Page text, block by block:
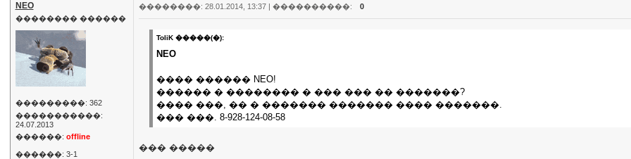
NEO
�������� ������
���������: 362
�����������:
24.07.2013
������: offline
������: 3-1
��������: 28.01.2014, 13:37 | ����������: 0
ToliK �����(�):
NEO
���� ������ NEO!
������ � �������� � ��� ��� �� �������?
���� ���, �� � ������� ������� ���� �������.
��� ���. 8-928-124-08-58
��� �����